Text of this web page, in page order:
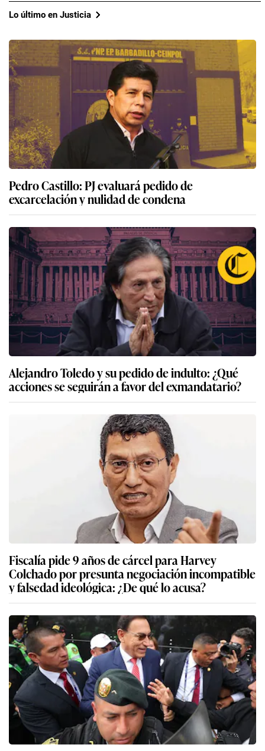
Lo último en Justicia
Pedro Castillo: PJ evaluará pedido de
excarcelación y nulidad de condena
Alejandro Toledo y su pedido de indulto: ¿Qué
acciones se seguirán a favor del exmandatario?
Fiscalía pide 9 años de cárcel para Harvey
Colchado por presunta negociación incompatible
y falsedad ideológica: ¿De qué lo acusa?